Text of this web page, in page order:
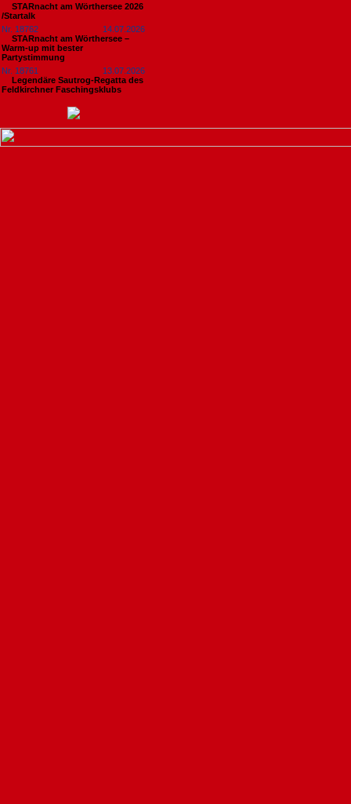
STARnacht am Wörthersee 2026
/Startalk
Nr. 18762
14.07.2026
STARnacht am Wörthersee –
Warm-up mit bester
Partystimmung
Nr. 18761
13.07.2026
Legendäre Sautrog-Regatta des
Feldkirchner Faschingsklubs